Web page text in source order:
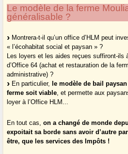
Le modèle de la ferme
généralisable ?
Montrera-t-il qu’un office d’HLM peut
« l’écohabitat social et paysan » ?
Les loyers et les aides reçues suffiront-ils
d’Office 64 (achat et restauration de la
administrative) ?
En particulier, le modèle de bail
ferme soit viable, et permette aux
loyer à l’Office HLM...
En tout cas,on a changé de monde
expoitait sa borde sans avoir d’autre
être, que les services des Impôts !